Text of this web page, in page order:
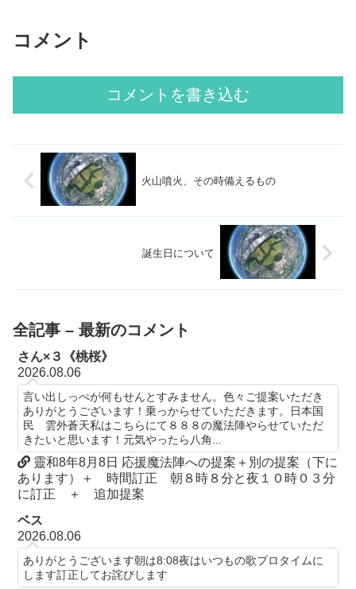
コメント
コメントを書き込む
火山噴火、その時備えるもの
誕生日について
全記事 – 最新のコメント
さん×３《桃桜》
2026.08.06
言い出しっぺが何もせんとすみません。色々ご提案いただき
ありがとうございます！乗っからせていただきます。日本国
民 雲外蒼天私はこちらにて８８８の魔法陣やらせていただ
きたいと思います！元気やったら八角...
靈和8年8月8日 応援魔法陣への提案＋別の提案（下に
あります）＋ 時間訂正 朝８時８分と夜１０時０３分
に訂正 ＋ 追加提案
ベス
2026.08.06
ありがとうございます朝は8:08夜はいつもの歌プロタイムに
します訂正してお詫びします